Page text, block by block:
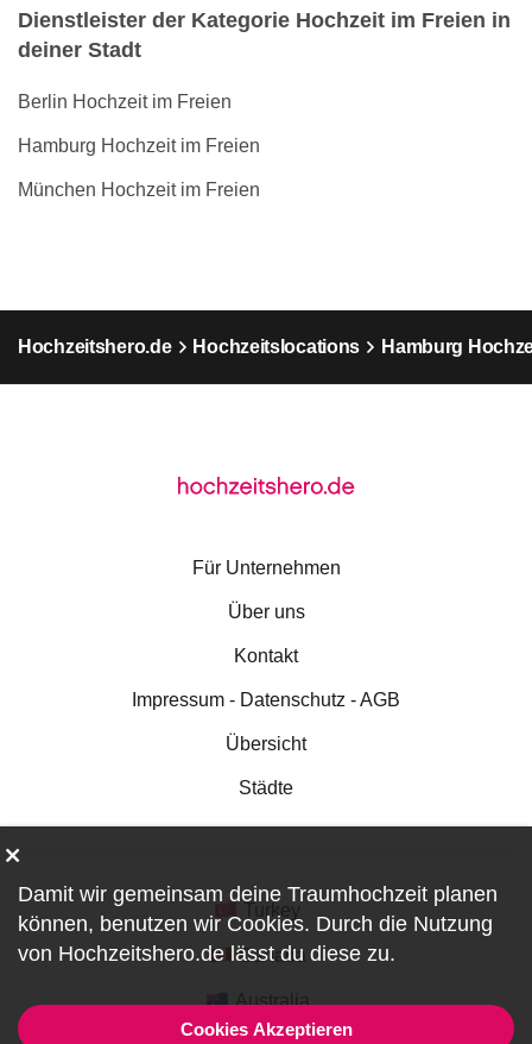
Dienstleister der Kategorie Hochzeit im Freien in
deiner Stadt
Berlin Hochzeit im Freien
Hamburg Hochzeit im Freien
München Hochzeit im Freien
Hochzeitshero.de Hochzeitslocations Hamburg
Für Unternehmen
Über uns
Kontakt
Impressum - Datenschutz - AGB
Übersicht
Städte
Canada
Australia
Damit wir gemeinsam deine Traumhochzeit planen
können, benutzen wir Cookies. Durch die Nutzung
von Hochzeitshero.de lässt du diese zu.
Cookies Akzeptieren